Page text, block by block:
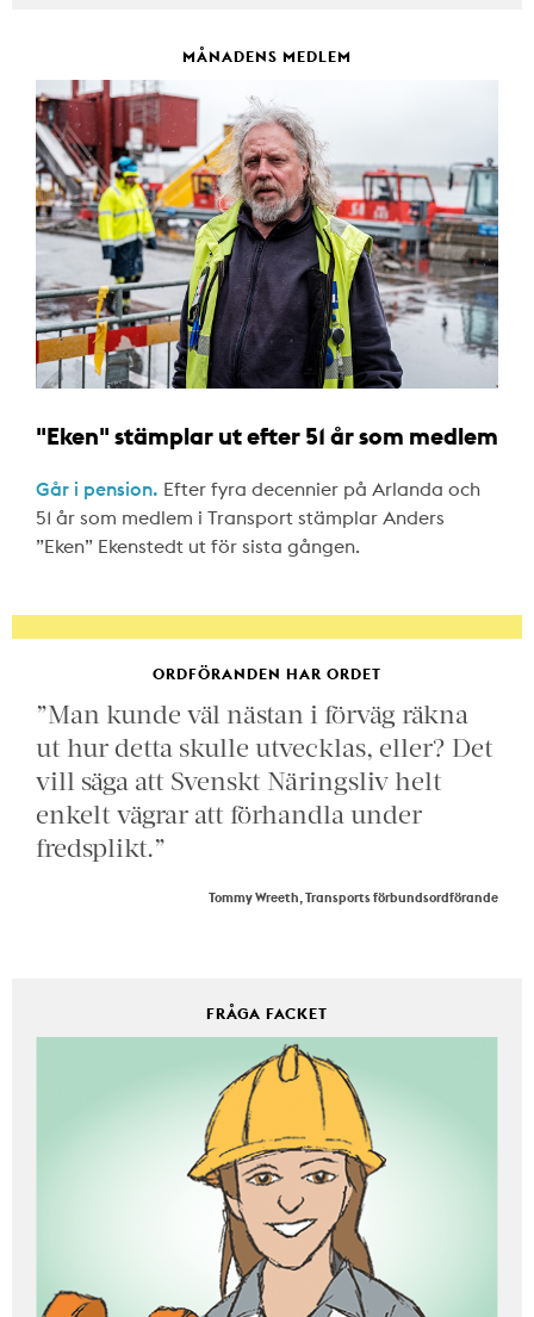
MÅNADENS MEDLEM
"Eken" stämplar ut efter 51 år som medlem
Går i pension. Efter fyra decennier på Arlanda och
51 år som medlem i Transport stämplar Anders
”Eken” Ekenstedt ut för sista gången.
ORDFÖRANDEN HAR ORDET
”Man kunde väl nästan i förväg räkna
ut hur detta skulle utvecklas, eller? Det
vill säga att Svenskt Näringsliv helt
enkelt vägrar att förhandla under
fredsplikt.”
Tommy Wreeth, Transports förbundsordförande
FRÅGA FACKET